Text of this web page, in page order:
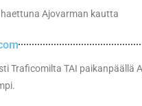
Ajovarman kautta
Traficomilta TAI